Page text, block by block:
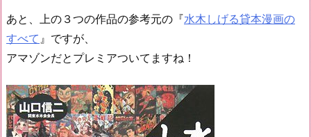
あと、上の３つの作品の参考元の『水木しげる貸本漫画の
すべて 』ですが、
アマゾンだとプレミアついてますね！